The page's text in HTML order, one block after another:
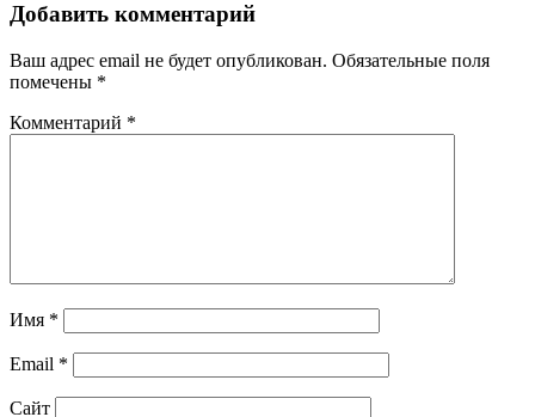
Добавить комментарий
Ваш адрес email не будет опубликован. Обязательные поля
помечены *
Комментарий *
Имя *
Email *
Сайт